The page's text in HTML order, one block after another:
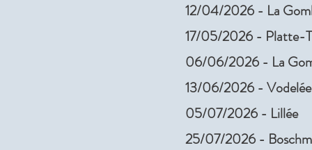
12/04/2026 - La
17/05/2026 - Platte-
06/06/2026 - La
13/06/2026 - Vodelée
05/07/2026 - Lillée
25/07/2026 -